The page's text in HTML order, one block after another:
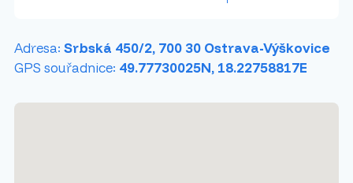
Adresa: Srbská 450/2, 700 30 Ostrava-Výškovice
GPS souřadnice: 49.77730025N, 18.22758817E